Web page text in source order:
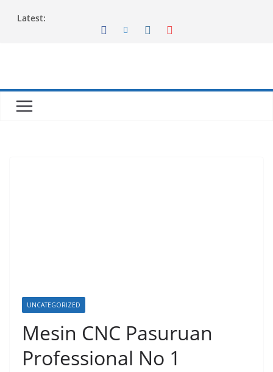
Latest:
UNCATEGORIZED
Mesin CNC Pasuruan
Professional No 1